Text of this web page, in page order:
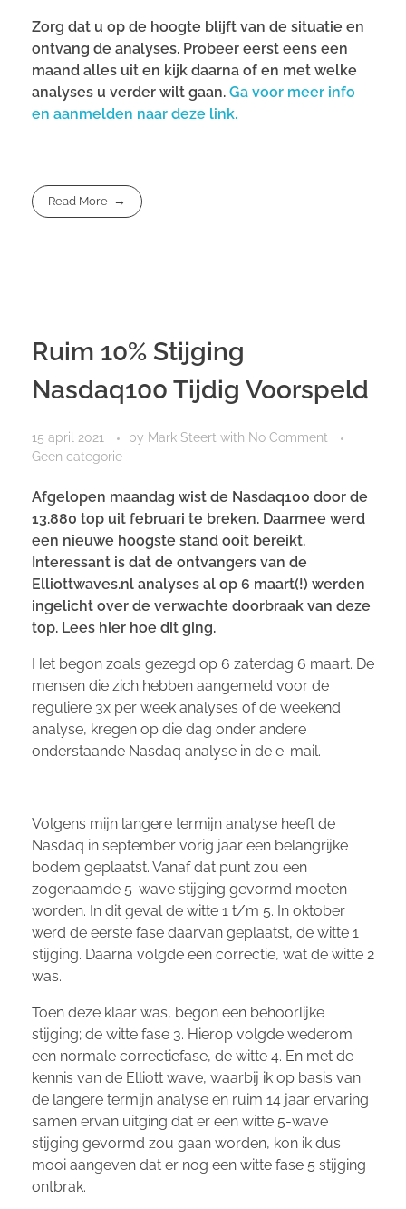
Zorg dat u op de hoogte blijft van de situatie en
ontvang de analyses. Probeer eerst eens een
maand alles uit en kijk daarna of en met welke
analyses u verder wilt gaan. Ga voor meer info
en aanmelden naar deze link.
Read More
Ruim 10% Stijging
Nasdaq100 Tijdig Voorspeld
15 april 2021 by Mark Steert with No Comment
Geen categorie
Afgelopen maandag wist de Nasdaq100 door de
13.880 top uit februari te breken. Daarmee werd
een nieuwe hoogste stand ooit bereikt.
Interessant is dat de ontvangers van de
Elliottwaves.nl analyses al op 6 maart(!) werden
ingelicht over de verwachte doorbraak van deze
top. Lees hier hoe dit ging.
Het begon zoals gezegd op 6 zaterdag 6 maart. De
mensen die zich hebben aangemeld voor de
reguliere 3x per week analyses of de weekend
analyse, kregen op die dag onder andere
onderstaande Nasdaq analyse in de e-mail.
Volgens mijn langere termijn analyse heeft de
Nasdaq in september vorig jaar een belangrijke
bodem geplaatst. Vanaf dat punt zou een
zogenaamde 5-wave stijging gevormd moeten
worden. In dit geval de witte 1 t/m 5. In oktober
werd de eerste fase daarvan geplaatst, de witte 1
stijging. Daarna volgde een correctie, wat de witte 2
was.
Toen deze klaar was, begon een behoorlijke
stijging; de witte fase 3. Hierop volgde wederom
een normale correctiefase, de witte 4. En met de
kennis van de Elliott wave, waarbij ik op basis van
de langere termijn analyse en ruim 14 jaar ervaring
samen ervan uitging dat er een witte 5-wave
stijging gevormd zou gaan worden, kon ik dus
mooi aangeven dat er nog een witte fase 5 stijging
ontbrak.